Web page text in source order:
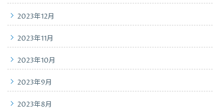
2023年12月
2023年11月
2023年10月
2023年9月
2023年8月